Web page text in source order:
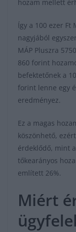
hozam mellett
Így a 100 ezer Ft
nagyjából
MÁP Pluszra
860 forint
befektetőnek a
forint lenne egy
eredményez.
Ez a magas
köszönhető,
érdeklődő, mint
tőkearányos
említett 26%.
Miért